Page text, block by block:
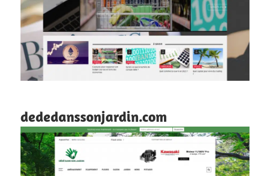
dededanssonjardin.com